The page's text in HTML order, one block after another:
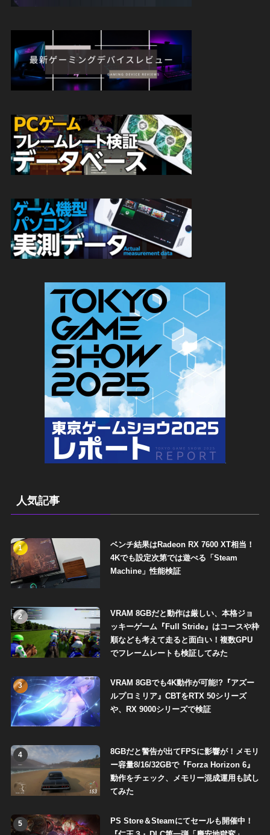
人気記事
1
ベンチ結果はRadeon RX 7600 XT相当！
4Kでも設定次第では遊べる「Steam
Machine」性能検証
2
VRAM 8GBだと動作は厳しい、本格ジョ
ッキーゲーム『Full Stride』はコースや枠
順なども考えて走ると面白い！複数GPU
でフレームレートも検証してみた
3
VRAM 8GBでも4K動作が可能!?『アズー
ルプロミリア』CBTをRTX 50シリーズ
や、RX 9000シリーズで検証
4
8GBだと警告が出てFPSに影響が！メモリ
ー容量8/16/32GBで『Forza Horizon 6』
動作をチェック、メモリー混成運用も試し
てみた
5
PS Store＆Steamにてセールも開催中！